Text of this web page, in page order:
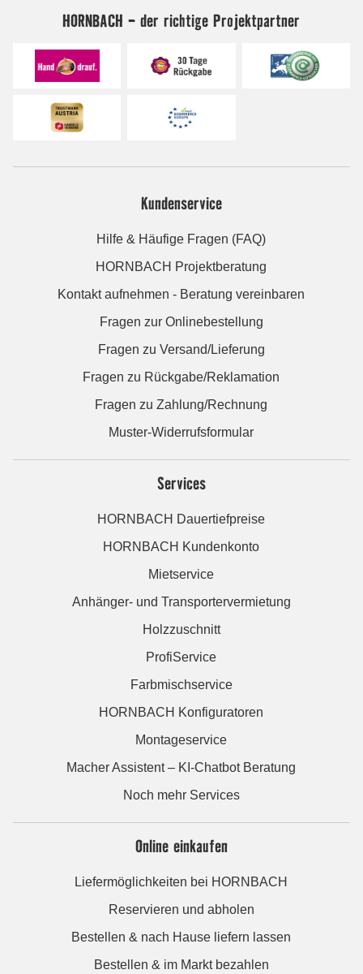
HORNBACH - der richtige Projektpartner
Kundenservice
Hilfe & Häufige Fragen (FAQ)
HORNBACH Projektberatung
Kontakt aufnehmen - Beratung vereinbaren
Fragen zur Onlinebestellung
Fragen zu Versand/Lieferung
Fragen zu Rückgabe/Reklamation
Fragen zu Zahlung/Rechnung
Muster-Widerrufsformular
Services
HORNBACH Dauertiefpreise
HORNBACH Kundenkonto
Mietservice
Anhänger- und Transportervermietung
Holzzuschnitt
ProfiService
Farbmischservice
HORNBACH Konfiguratoren
Montageservice
Macher Assistent – KI-Chatbot Beratung
Noch mehr Services
Online einkaufen
Liefermöglichkeiten bei HORNBACH
Reservieren und abholen
Bestellen & nach Hause liefern lassen
Bestellen & im Markt bezahlen